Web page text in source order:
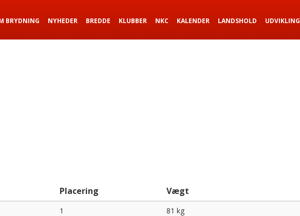
BRYDNING NYHEDER BREDDE KLUBBER NKC KALENDER LANDSHOLD UDVIKLING
Placering Vægt
1 81 kg